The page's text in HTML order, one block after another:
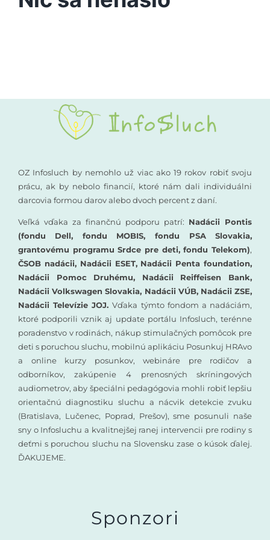
Vyšetrenia sluchu
Rané poradenstvo
Vzdelávanie
OZ Infosluch by nemohlo už viac ako 19 rokov robiť svoju
prácu, ak by nebolo financií, ktoré nám dali individuálni
darcovia formou darov alebo dvoch percent z daní.
Veľká vďaka za finančnú podporu patrí: Nadácii Pontis
(fondu Dell, fondu MOBIS, fondu PSA Slovakia,
grantovému programu Srdce pre deti, fondu Telekom),
ČSOB nadácii, Nadácii ESET, Nadácii Penta foundation,
Nadácii Pomoc Druhému, Nadácii Reiffeisen Bank,
Nadácii Volkswagen Slovakia, Nadácii VÚB, Nadácii ZSE,
Nadácii Televízie JOJ.Vďaka týmto fondom a nadáciám,
ktoré podporili vznik aj update portálu Infosluch, terénne
poradenstvo v rodinách, nákup stimulačných pomôcok pre
deti s poruchou sluchu, mobilnú aplikáciu Posunkuj HRAvo
a online kurzy posunkov, webináre pre rodičov a
odborníkov, zakúpenie 4 prenosných skríningových
audiometrov, aby špeciálni pedagógovia mohli robiť lepšiu
orientačnú diagnostiku sluchu a nácvik detekcie zvuku
(Bratislava, Lučenec, Poprad, Prešov), sme posunuli naše
sny o Infosluchu a kvalitnejšej ranej intervencii pre rodiny s
deťmi s poruchou sluchu na Slovensku zase o kúsok ďalej.
ĎAKUJEME.
Sponzori